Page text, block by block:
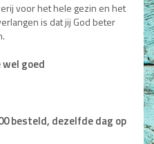
voor het hele gezin en het
is dat jij God beter
goed
besteld, dezelfde dag op